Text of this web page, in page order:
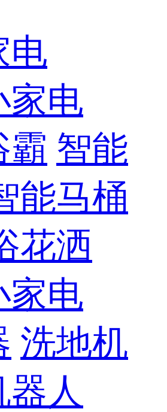
电
家电
霸 智能
能马桶
花洒
家电
洗地机
人